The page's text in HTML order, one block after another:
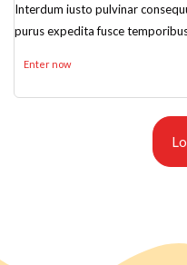
Interdum iusto pulvinar
purus expedita fusce
Enter now